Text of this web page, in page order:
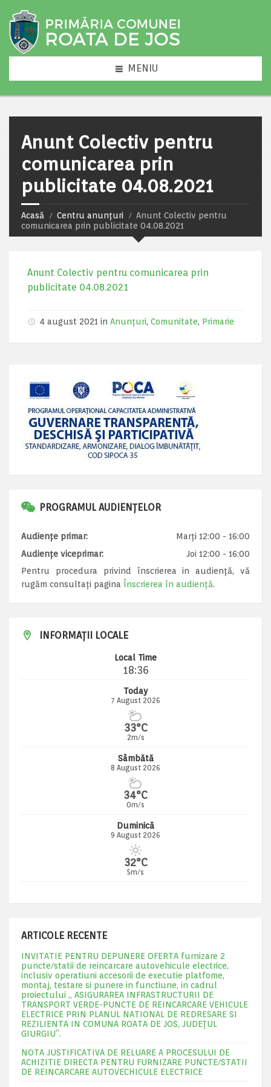
MENIU
Anunt Colectiv pentru
comunicarea prin
publicitate 04.08.2021
Acasă Centru anunțuri
Anunt Colectiv pentru
comunicarea prin publicitate 04.08.2021
Anunt Colectiv pentru comunicarea prin
publicitate 04.08.2021
4 august 2021 in Anunțuri, Comunitate, Primarie
PROGRAMUL AUDIENȚELOR
Audiențe primar:
Marți 12:00 - 16:00
Audiențe viceprimar:
Joi 12:00 - 16:00
Pentru procedura privind înscrierea in audiență, vă
rugăm consultați pagina Înscrierea în audiență.
INFORMAȚII LOCALE
Local Time
18:36
Today
7 August 2026
33°C
2m/s
Sâmbătă
8 August 2026
34°C
0m/s
Duminică
9 August 2026
32°C
5m/s
ARTICOLE RECENTE
INVITATIE PENTRU DEPUNERE OFERTA furnizare 2
puncte/statii de reincarcare autovehicule electrice,
inclusiv operatiuni accesorii de executie platfome,
montaj, testare si punere in functiune, in cadrul
proiectului „ ASIGURAREA INFRASTRUCTURII DE
TRANSPORT VERDE-PUNCTE DE REINCARCARE VEHICULE
ELECTRICE PRIN PLANUL NATIONAL DE REDRESARE SI
REZILIENTA IN COMUNA ROATA DE JOS, JUDEŢUL
GIURGIU”.
NOTA JUSTIFICATIVA DE RELUARE A PROCESULUI DE
ACHIZITIE DIRECTA PENTRU FURNIZARE PUNCTE/STATII
DE REINCARCARE AUTOVECHICULE ELECTRICE